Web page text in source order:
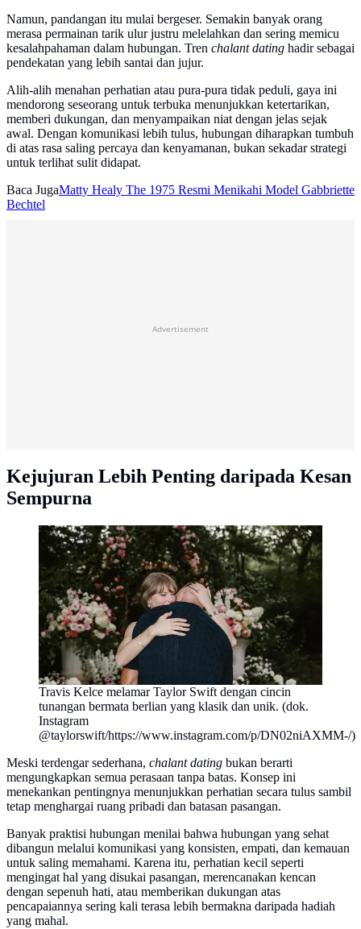
Namun, pandangan itu mulai bergeser. Semakin banyak orang
merasa permainan tarik ulur justru melelahkan dan sering memicu
kesalahpahaman dalam hubungan. Tren chalant dating hadir sebagai
pendekatan yang lebih santai dan jujur.
Alih-alih menahan perhatian atau pura-pura tidak peduli, gaya ini
mendorong seseorang untuk terbuka menunjukkan ketertarikan,
memberi dukungan, dan menyampaikan niat dengan jelas sejak
awal. Dengan komunikasi lebih tulus, hubungan diharapkan tumbuh
di atas rasa saling percaya dan kenyamanan, bukan sekadar strategi
untuk terlihat sulit didapat.
Baca JugaMatty Healy The 1975 Resmi Menikahi Model Gabbriette
Bechtel
Advertisement
Kejujuran Lebih Penting daripada Kesan
Sempurna
Travis Kelce melamar Taylor Swift dengan cincin
tunangan bermata berlian yang klasik dan unik. (dok.
Instagram
@taylorswift/https://www.instagram.com/p/DN02niAXMM-/)
Meski terdengar sederhana, chalant dating bukan berarti
mengungkapkan semua perasaan tanpa batas. Konsep ini
menekankan pentingnya menunjukkan perhatian secara tulus sambil
tetap menghargai ruang pribadi dan batasan pasangan.
Banyak praktisi hubungan menilai bahwa hubungan yang sehat
dibangun melalui komunikasi yang konsisten, empati, dan kemauan
untuk saling memahami. Karena itu, perhatian kecil seperti
mengingat hal yang disukai pasangan, merencanakan kencan
dengan sepenuh hati, atau memberikan dukungan atas
pencapaiannya sering kali terasa lebih bermakna daripada hadiah
yang mahal.